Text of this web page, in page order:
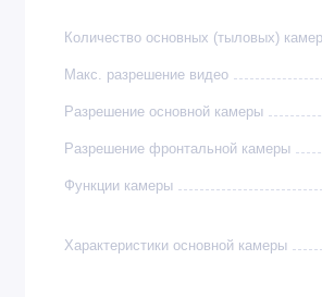
Кнопка
Аккумулятор до 33
Количество основных (тыловых) камер
Макс. разрешение видео
Разрешение основной камеры
Разрешение фронтальной камеры
Функции камеры
Характеристики основной камеры